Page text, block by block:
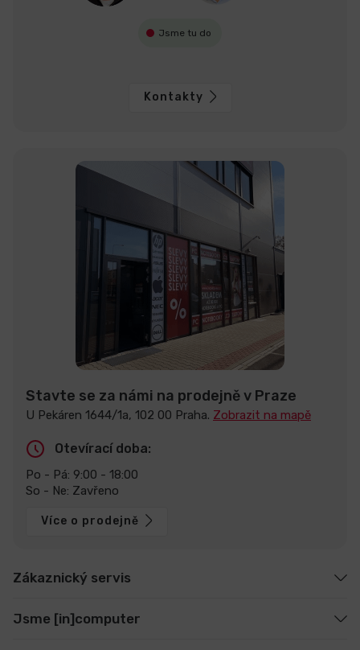
Jsme tu do
Kontakty
Stavte se za námi na prodejně v Praze
U Pekáren 1644/1a, 102 00 Praha. Zobrazit na mapě
Otevírací doba:
Po - Pá: 9:00 - 18:00
So - Ne: Zavřeno
Více o prodejně
Zákaznický servis
Jsme [in]computer